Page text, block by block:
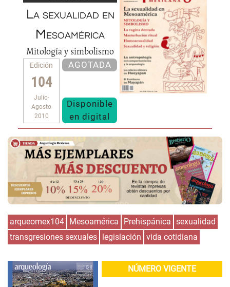
La sexualidad en
Mesoamérica
Mitología y simbolismo
Edición
104
Julio-
Agosto
2010
AGOTADA
Disponible
en digital
arqueomex104 Mesoamérica Prehispánica sexualidad
transgresiones sexuales legislación vida cotidiana
NÚMERO VIGENTE